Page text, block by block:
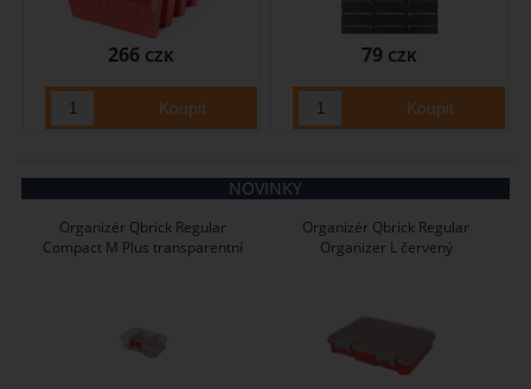
266 CZK 79 CZK
NOVINKY
Organizér Qbrick Regular
Compact M Plus transparentní
Organizér Qbrick Regular
Organizer L červený